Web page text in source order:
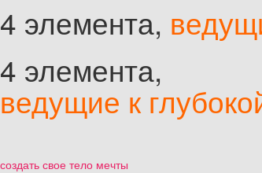
4 элемента,
4 элемента,
ведущие к
создать свое тело мечты